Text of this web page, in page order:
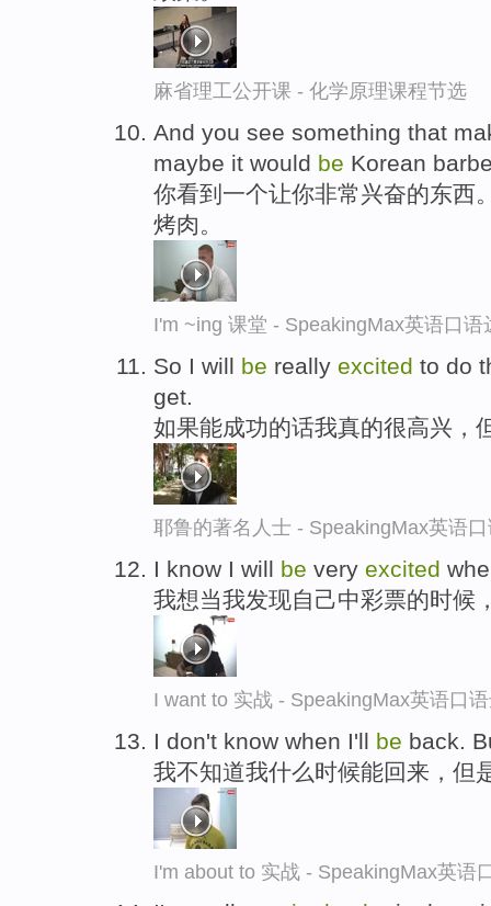
麻省理工公开课 - 化学原理课程节选
And you see something that
maybe it would be Korean
你看到一个让你非常兴奋的东西
烤肉。
I'm ~ing 课堂 - SpeakingMax英语口语
So I will be really excited to do
get.
如果能成功的话我真的很高兴，
耶鲁的著名人士 - SpeakingMax英语
I know I will be very excited
我想当我发现自己中彩票的时候
I want to 实战 - SpeakingMax英语口
I don't know when I'll be back.
我不知道我什么时候能回来，但
I'm about to 实战 - SpeakingMax英语